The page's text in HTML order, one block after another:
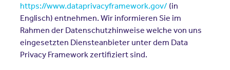
https://www.dataprivacyframework.gov/ (in
Englisch) entnehmen. Wir informieren Sie im
Rahmen der Datenschutzhinweise welche von uns
eingesetzten Diensteanbieter unter dem Data
Privacy Framework zertifiziert sind.